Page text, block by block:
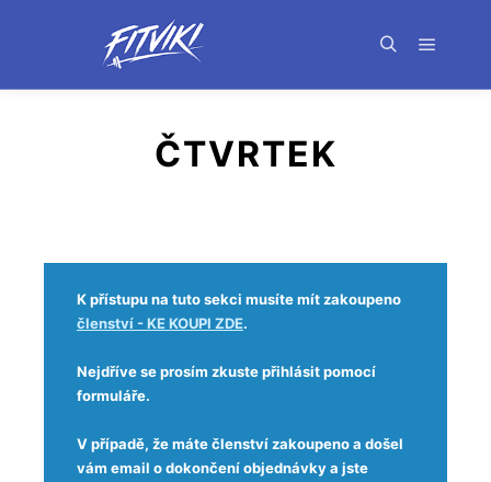
ČTVRTEK
K přístupu na tuto sekci musíte mít zakoupeno
členství - KE KOUPI ZDE.
Nejdříve se prosím zkuste přihlásit pomocí
formuláře.
V případě, že máte členství zakoupeno a došel
vám email o dokončení objednávky a jste